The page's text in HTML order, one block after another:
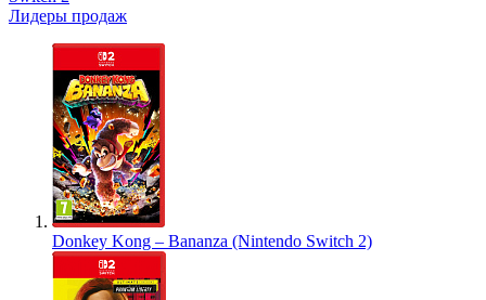
Лидеры продаж
Donkey Kong – Bananza (Nintendo Switch 2)